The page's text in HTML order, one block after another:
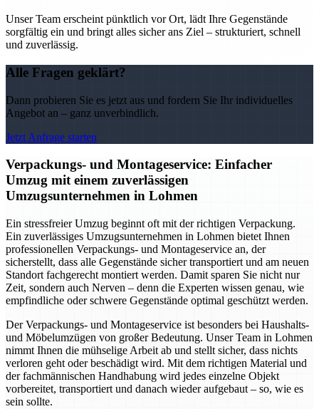
Unser Team erscheint pünktlich vor Ort, lädt Ihre Gegenstände
sorgfältig ein und bringt alles sicher ans Ziel – strukturiert, schnell
und zuverlässig.
Alle Fragen geklärt?
Dann probieren Sie es jetzt aus und fordern Sie Ihr individuelles
Angebot an – ganz unverbindlich.
Jetzt Anfrage starten
Verpackungs- und Montageservice: Einfacher
Umzug mit einem zuverlässigen
Umzugsunternehmen in Lohmen
Ein stressfreier Umzug beginnt oft mit der richtigen Verpackung.
Ein zuverlässiges Umzugsunternehmen in Lohmen bietet Ihnen
professionellen Verpackungs- und Montageservice an, der
sicherstellt, dass alle Gegenstände sicher transportiert und am neuen
Standort fachgerecht montiert werden. Damit sparen Sie nicht nur
Zeit, sondern auch Nerven – denn die Experten wissen genau, wie
empfindliche oder schwere Gegenstände optimal geschützt werden.
Der Verpackungs- und Montageservice ist besonders bei Haushalts-
und Möbelumzügen von großer Bedeutung. Unser Team in Lohmen
nimmt Ihnen die mühselige Arbeit ab und stellt sicher, dass nichts
verloren geht oder beschädigt wird. Mit dem richtigen Material und
der fachmännischen Handhabung wird jedes einzelne Objekt
vorbereitet, transportiert und danach wieder aufgebaut – so, wie es
sein sollte.